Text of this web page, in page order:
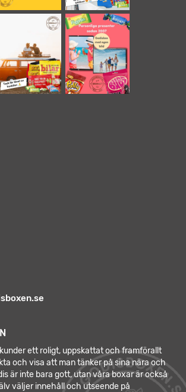
ett roligt, uppskattat och framförallt
och visa att man tänker på sina nära och
är inte bara gott, utan våra boxar är också
väljer innehåll och utseende på